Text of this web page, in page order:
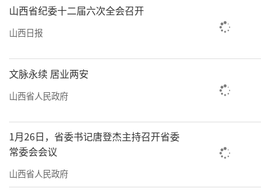
山西省纪委十二届六次全会召开
山西日报
文脉永续 居业两安
山西省人民政府
1月26日，省委书记唐登杰主持召开省委
常委会会议
山西省人民政府